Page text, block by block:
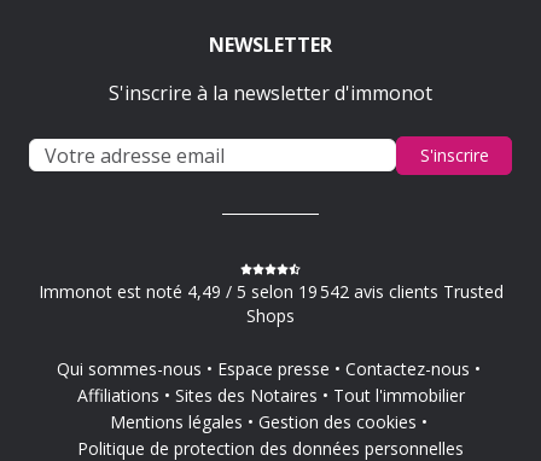
NEWSLETTER
S'inscrire à la newsletter d'immonot
S'inscrire
Immonot est noté 4,49 / 5 selon 19 542 avis clients Trusted
Shops
Qui sommes-nous Espace presse
Contactez-nous
Affiliations
Sites des Notaires
Tout l'immobilier
Mentions légales
Gestion des cookies
Politique de protection des données personnelles